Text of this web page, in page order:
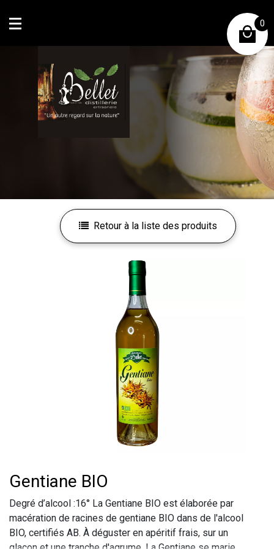
Mes favoris
0
Retour à la liste des produits
Gentiane BIO
Degré d’alcool :16° La Gentiane BIO est élaborée par
macération de racines de gentiane BIO dans de l'alcool
BIO, certifiés AB. À déguster en apéritif frais, sur un